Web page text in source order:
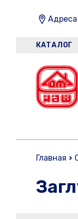
Адреса
КАТАЛОГ
Главная